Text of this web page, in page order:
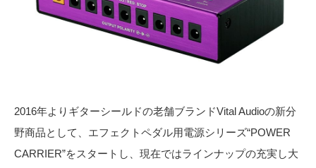
2016年よりギターシールドの老舗ブランドVital Audioの新分
野商品として、エフェクトペダル用電源シリーズ“POWER
CARRIER”をスタートし、現在ではラインナップの充実し大